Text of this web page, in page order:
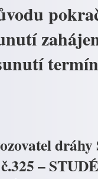
–